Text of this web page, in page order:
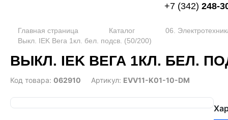
+7 (342) 248-
Главная страница Каталог
06.
Выкл. IEK Вега 1кл. бел. подсв. (50/200)
ВЫКЛ. IEK ВЕГА 1КЛ. БЕЛ.
Код товара: 062910 Артикул: EVV11-K01-10-DM